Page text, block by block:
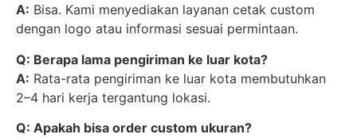
A: Bisa. Kami menyediakan layanan cetak custom
dengan logo atau informasi sesuai permintaan.
Q: Berapa lama pengiriman ke luar kota?
A: Rata-rata pengiriman ke luar kota membutuhkan
2–4 hari kerja tergantung lokasi.
Q: Apakah bisa order custom ukuran?